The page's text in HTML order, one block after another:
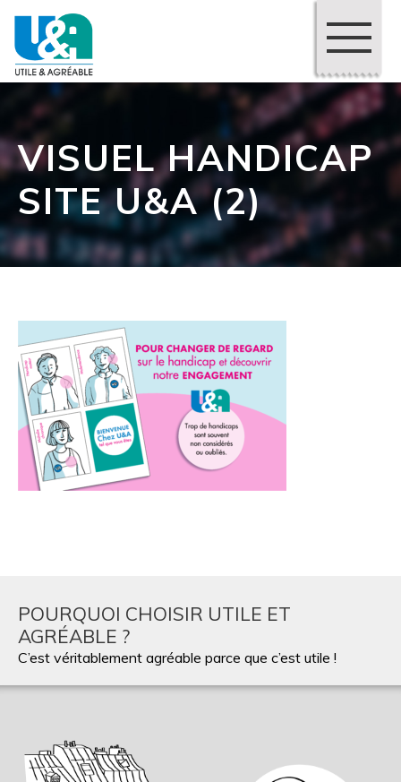
VISUEL HANDICAP
SITE U&A (2)
POURQUOI CHOISIR UTILE ET
AGRÉABLE ?
C’est véritablement agréable parce que c’est utile !